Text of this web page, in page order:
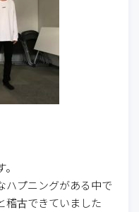
。
ハプニングがある中で
稽古できていました